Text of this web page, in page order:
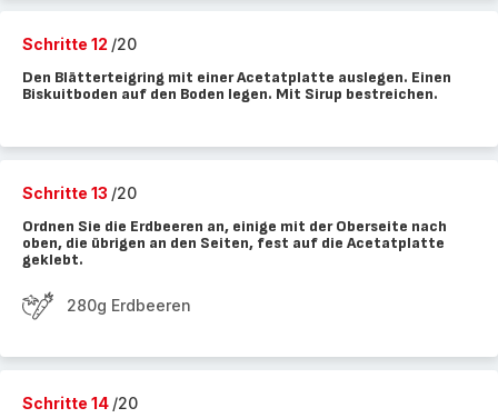
Schritte 12 /20
Den Blätterteigring mit einer Acetatplatte auslegen. Einen
Biskuitboden auf den Boden legen. Mit Sirup bestreichen.
Schritte 13 /20
Ordnen Sie die Erdbeeren an, einige mit der Oberseite nach
oben, die übrigen an den Seiten, fest auf die Acetatplatte
geklebt.
280g Erdbeeren
Schritte 14 /20